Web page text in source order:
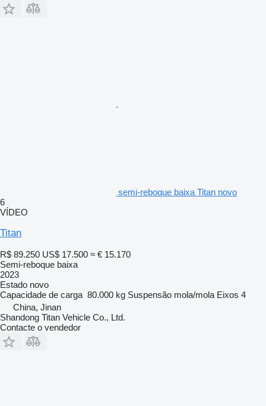
semi-reboque baixa Titan novo
6
VÍDEO
Titan
R$ 89.250 US$ 17.500 ≈ € 15.170
Semi-reboque baixa
2023
Estado novo
Capacidade de carga 80.000 kg Suspensão mola/mola Eixos 4
China, Jinan
Shandong Titan Vehicle Co., Ltd.
Contacte o vendedor